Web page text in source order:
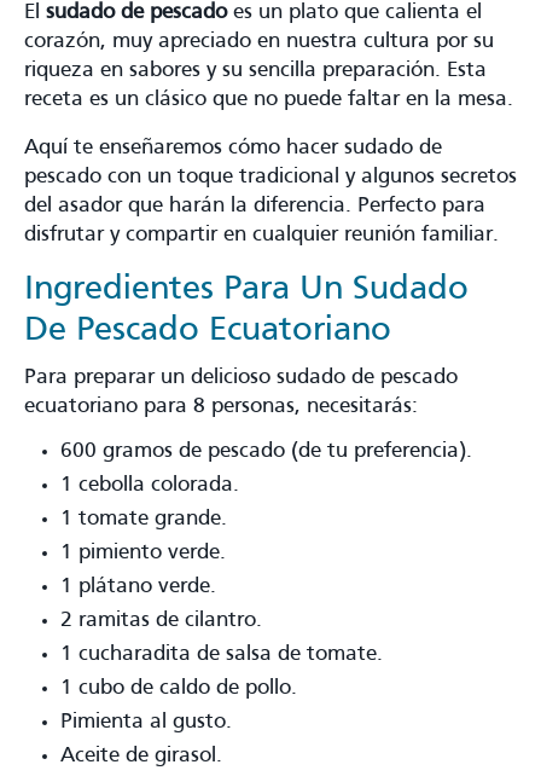
El sudado de pescadoes un plato que calienta el
corazón, muy apreciado en nuestra cultura por su
riqueza en sabores y su sencilla preparación. Esta
receta es un clásico que no puede faltar en la mesa.
Aquí te enseñaremos cómo hacer sudado de
pescado con un toque tradicional y algunos secretos
del asador que harán la diferencia. Perfecto para
disfrutar y compartir en cualquier reunión familiar.
Ingredientes Para Un Sudado
De Pescado Ecuatoriano
Para preparar un delicioso sudado de pescado
ecuatoriano para 8 personas, necesitarás:
600 gramos de pescado (de tu preferencia).
1 cebolla colorada.
1 tomate grande.
1 pimiento verde.
1 plátano verde.
2 ramitas de cilantro.
1 cucharadita de salsa de tomate.
1 cubo de caldo de pollo.
Pimienta al gusto.
Aceite de girasol.